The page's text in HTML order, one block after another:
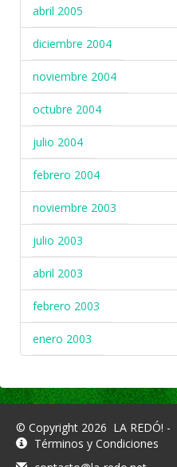
abril 2005
diciembre 2004
noviembre 2004
octubre 2004
julio 2004
febrero 2004
noviembre 2003
julio 2003
abril 2003
febrero 2003
enero 2003
© Copyright 2026 LA REDÓ! -
Términos y Condiciones